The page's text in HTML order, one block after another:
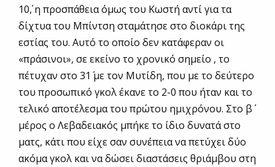
10΄, η προσπάθεια όμως του Κωστή αντί για τα
δίχτυα του Μπίντση σταμάτησε στο διοκάρι της
εστίας του. Αυτό το οποίο δεν κατάφεραν οι
«πράσινοι», σε εκείνο το χρονικό σημείο , το
πέτυχαν στο 31΄ με τον Μυτίδη, που με το δεύτερο
του προσωπικό γκολ έκανε το 2-0 που ήταν και το
τελικό αποτέλεσμα του πρώτου ημιχρόνου. Στο β΄
μέρος ο Λεβαδειακός μπήκε το ίδιο δυνατά στο
ματς, κάτι που είχε σαν συνέπεια να πετύχει δύο
ακόμα γκολ και να δώσει διαστάσεις θριάμβου στη